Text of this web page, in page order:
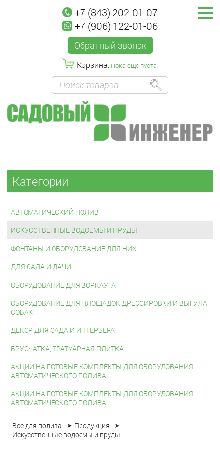
+7 (843) 202-01-07
+7 (906) 122-01-06
Обратный звонок
Корзина: Пока еще пуста
Категории
АВТОМАТИЧЕСКИЙ ПОЛИВ
ИСКУССТВЕННЫЕ ВОДОЕМЫ И ПРУДЫ
ФОНТАНЫ И ОБОРУДОВАНИЕ ДЛЯ НИХ
ДЛЯ САДА И ДАЧИ
ОБОРУДОВАНИЕ ДЛЯ ВОРКАУТА
ОБОРУДОВАНИЕ ДЛЯ ПЛОЩАДОК ДРЕССИРОВКИ И ВЫГУЛА
СОБАК
ДЕКОР ДЛЯ САДА И ИНТЕРЬЕРА
БРУСЧАТКА, ТРАТУАРНАЯ ПЛИТКА
АКЦИИ НА ГОТОВЫЕ КОМПЛЕКТЫ ДЛЯ ОБОРУДОВАНИЯ
АВТОМАТИЧЕСКОГО ПОЛИВА
АКЦИИ НА ГОТОВЫЕ КОМПЛЕКТЫ ДЛЯ ОБОРУДОВАНИЯ
АВТОМАТИЧЕСКОГО ПОЛИВА
Все для полива
Продукция
Искусственные водоемы и пруды